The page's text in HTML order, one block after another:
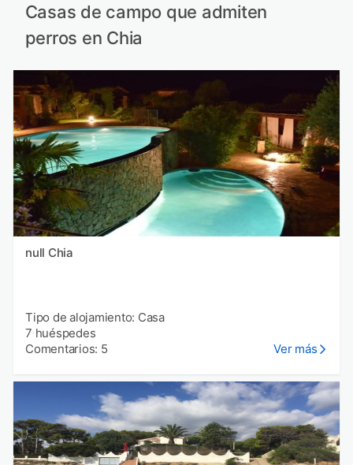
Casas de campo que admiten
perros en Chia
null Chia
Tipo de alojamiento: Casa
7 huéspedes
Comentarios: 5
Ver más